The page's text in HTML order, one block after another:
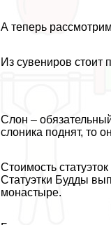
А теперь
Из сувениров стоит
Слон –
слоника поднят, то
Стоимость
Статуэтки Будды
монастыре.